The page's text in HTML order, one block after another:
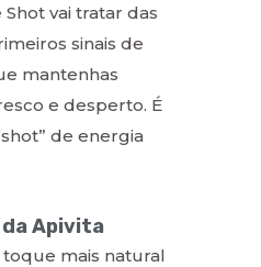
Shot vai tratar das
sinais de
mantenhas
e desperto. É
de energia
da Apivita
mais natural